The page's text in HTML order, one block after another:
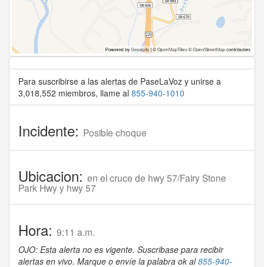
Para suscribirse a las alertas de PaseLaVoz y unirse a
3,018,552 miembros, llame al 855-940-1010
Incidente: Posible choque
Ubicacion: en el cruce de hwy 57/Fairy Stone
Park Hwy y hwy 57
Hora: 9:11 a.m.
OJO: Esta alerta no es vigente. Suscribase para recibir
alertas en vivo. Marque o envíe la palabra ok al855-940-